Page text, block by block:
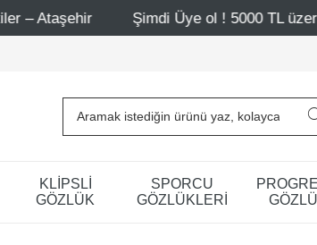
Şimdi Üye ol ! 5000 TL üzeri ilk alışverişinde
KLİPSLİ
GÖZLÜK
SPORCU
GÖZLÜKLERİ